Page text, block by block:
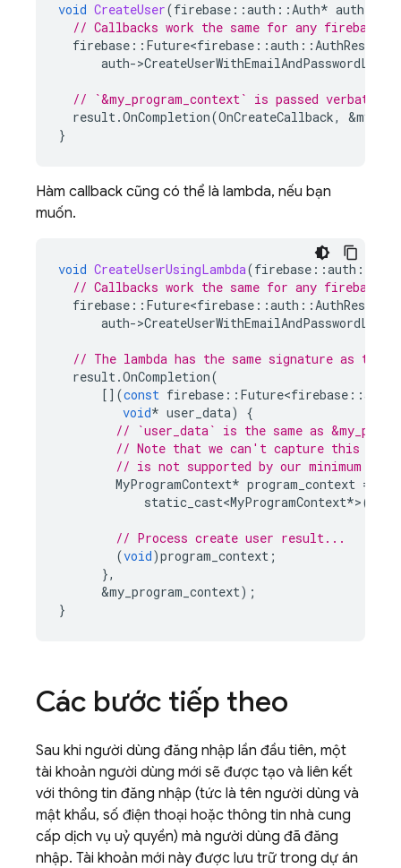
void CreateUser(firebase ::auth ::Auth* auth
// Callbacks work the same for any
firebase :: Future<firebase ::auth ::AuthResult
auth->
// `&my_program_context` is passed verbatim
result.OnCompletion(OnCreateCallback, &
}
Hàm callback cũng có thể là lambda, nếu bạn
muốn.
void CreateUserUsingLambda(firebase ::auth ::
// Callbacks work the same for any
firebase :: Future<firebase ::auth ::AuthResult
auth->
// The lambda has the same signature as the
result.OnCompletion(
[](const firebase :: Future<firebase ::auth
void* user_data)
{
// `user_data` is the same as
// Note that we can't capture this
// is not supported by our minimum
MyProgramContext* program_context =
static_cast<MyProgramContext*>(
// Process create user result...
(void)program_context ;
},
&my_program_context);
}
Các bước tiếp theo
Sau khi người dùng đăng nhập lần đầu tiên, một
tài khoản người dùng mới sẽ được tạo và liên kết
với thông tin đăng nhập (tức là tên người dùng và
mật khẩu, số điện thoại hoặc thông tin nhà cung
cấp dịch vụ uỷ quyền) mà người dùng đã đăng
nhập. Tài khoản mới này được lưu trữ trong dự án